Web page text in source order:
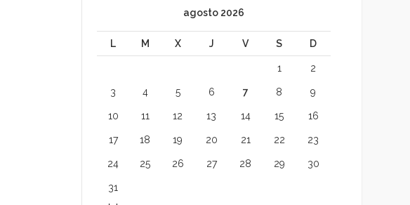
agosto 2026
L M X J V S D
1 2
3 4 5 6 7 8 9
10 11 12 13 14 15 16
17 18 19 20 21 22 23
24 25 26 27 28 29 30
31